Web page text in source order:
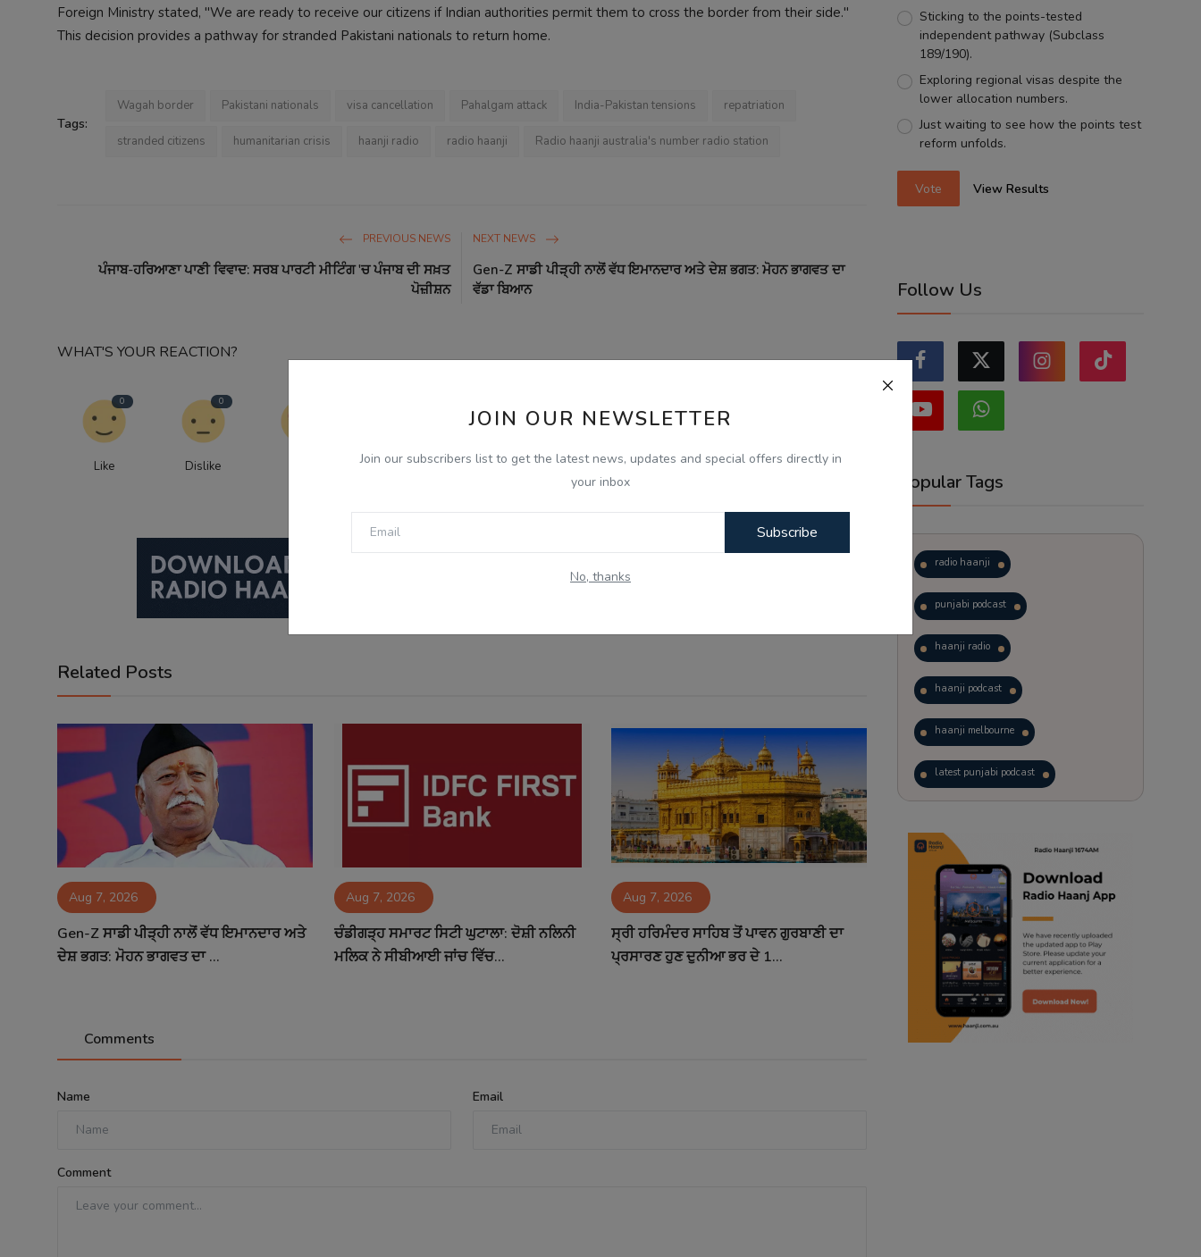
JOIN OUR NEWSLETTER
Join our subscribers list to get the latest news, updates and special offers directly in
your inbox
Subscribe
No, thanks
Foreign Ministry stated, "We are ready to receive our citizens if Indian authorities permit them to cross the border from their side."
This decision provides a pathway for stranded Pakistani nationals to return home.
Tags:
Wagah border Pakistani nationals visa cancellation Pahalgam attack India-Pakistan tensions repatriation
stranded citizens humanitarian crisis haanji radio radio haanji Radio haanji australia's number radio station
PREVIOUS NEWS
ਪੰਜਾਬ-ਹਰਿਆਣਾ ਪਾਣੀ ਵਿਵਾਦ: ਸਰਬ ਪਾਰਟੀ ਮੀਟਿੰਗ 'ਚ ਪੰਜਾਬ ਦੀ ਸਖ਼ਤ
ਪੋਜ਼ੀਸ਼ਨ
NEXT NEWS
Gen-Z ਸਾਡੀ ਪੀੜ੍ਹੀ ਨਾਲੋਂ ਵੱਧ ਇਮਾਨਦਾਰ ਅਤੇ ਦੇਸ਼ ਭਗਤ: ਮੋਹਨ ਭਾਗਵਤ ਦਾ
ਵੱਡਾ ਬਿਆਨ
WHAT'S YOUR REACTION?
0
Like
0
Dislike Funny Angry Sad Wow
Related Posts
Aug 7, 2026
Gen-Z ਸਾਡੀ ਪੀੜ੍ਹੀ ਨਾਲੋਂ ਵੱਧ ਇਮਾਨਦਾਰ ਅਤੇ
ਦੇਸ਼ ਭਗਤ: ਮੋਹਨ ਭਾਗਵਤ ਦਾ ...
Aug 7, 2026
ਚੰਡੀਗੜ੍ਹ ਸਮਾਰਟ ਸਿਟੀ ਘੁਟਾਲਾ: ਦੋਸ਼ੀ ਨਲਿਨੀ
ਮਲਿਕ ਨੇ ਸੀਬੀਆਈ ਜਾਂਚ ਵਿੱਚ...
Aug 7, 2026
ਸ੍ਰੀ ਹਰਿਮੰਦਰ ਸਾਹਿਬ ਤੋਂ ਪਾਵਨ ਗੁਰਬਾਣੀ ਦਾ
ਪ੍ਰਸਾਰਣ ਹੁਣ ਦੁਨੀਆ ਭਰ ਦੇ 1...
Comments
Name Email
Comment
Sticking to the points-tested
independent pathway (Subclass
189/190).
Exploring regional visas despite the
lower allocation numbers.
Just waiting to see how the points test
reform unfolds.
Vote View Results
Follow Us
Popular Tags
radio haanji
punjabi podcast
haanji radio
haanji podcast
haanji melbourne
latest punjabi podcast
trending punjabi podcast
ranjodh singh
punjabi podcast australia
radio haanji updates
punjabi kahani